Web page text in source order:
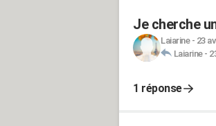
Je cherche
Laiarine- 23
Laiarine-
1 réponse